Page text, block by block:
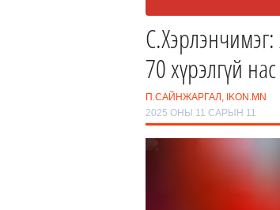
С.Хэрлэнчимэг:
70 хүрэлгүй
П.САЙНЖАРГАЛ, IKON.MN
2025 ОНЫ 11 САРЫН 11